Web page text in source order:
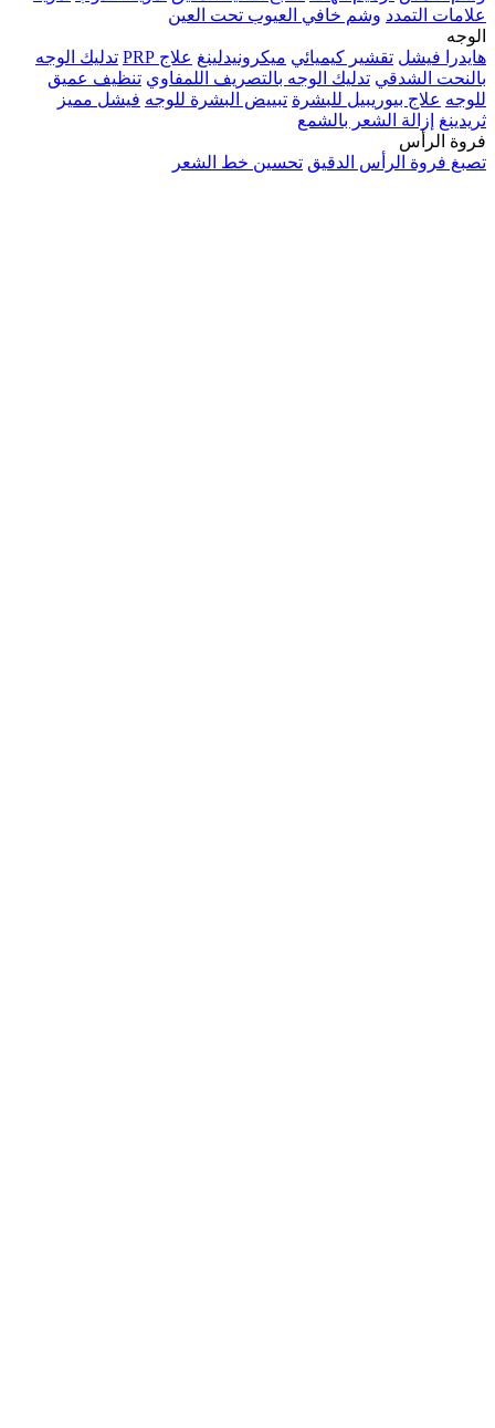
علامات التمدد وشم خافي العيوب تحت العين
الوجه
هايدرا فيشل تقشير كيميائي ميكرونيدلينغ علاج PRP
تدليك الوجه
بالنحت الشدقي تدليك الوجه بالتصريف اللمفاوي تنظيف عميق
للوجه علاج بيوريبيل للبشرة تبييض البشرة للوجه فيشل مميز
ثريدينغ إزالة الشعر بالشمع
فروة الرأس
تصبغ فروة الرأس الدقيق تحسين خط الشعر